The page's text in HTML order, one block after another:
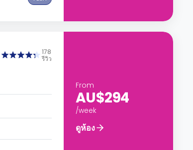
178
รีวิว
From
AU$294
/week
ดูห้อง